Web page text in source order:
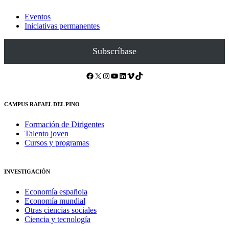
Eventos
Iniciativas permanentes
Subscríbase
Facebook X Instagram YouTube LinkedIn Vimeo TikTok
CAMPUS RAFAEL DEL PINO
Formación de Dirigentes
Talento joven
Cursos y programas
INVESTIGACIÓN
Economía española
Economía mundial
Otras ciencias sociales
Ciencia y tecnología